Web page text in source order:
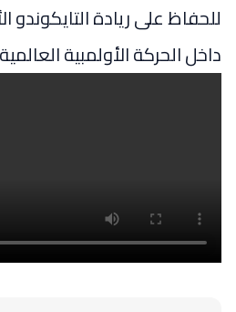
للحفاظ على ريادة التايكوندو
داخل الحركة الأولمبية